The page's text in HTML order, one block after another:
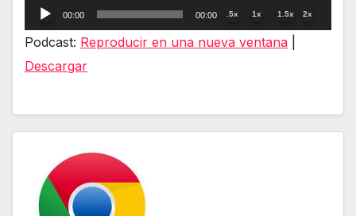
Reproductor
de
00:00 00:00 .5x 1x 1.5x 2x
Podcast: Reproducir en una nueva ventana
Descargar